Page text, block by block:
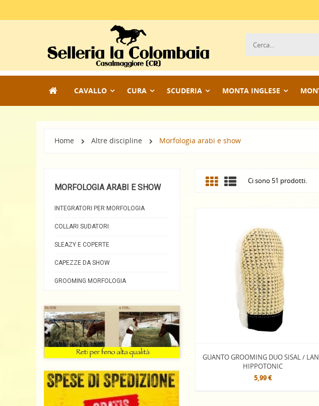
CAVALLO CURA SCUDERIA MONTA INGLESE
Home Altre discipline Morfologia arabi e show
MORFOLOGIA ARABI E SHOW
INTEGRATORI PER MORFOLOGIA
COLLARI SUDATORI
SLEAZY E COPERTE
CAPEZZE DA SHOW
GROOMING MORFOLOGIA
Ci sono 51 prodotti.
GUANTO GROOMING DUO SISAL /
HIPPOTONIC
5,99 €